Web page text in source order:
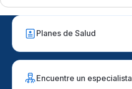
Planes de Salud
Encuentre un especialista